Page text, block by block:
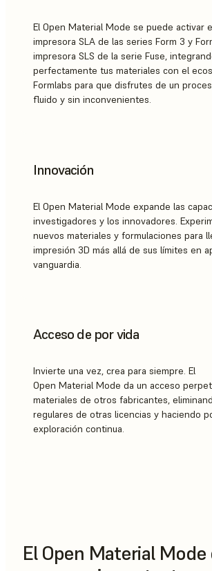
El Open Material Mode se puede activar
impresora SLA de las series Form 3 y
impresora SLS de la serie Fuse,
perfectamente tus materiales con el
Formlabs para que disfrutes de un
fluido y sin inconvenientes.
Innovación
El Open Material Mode expande las
investigadores y los innovadores.
nuevos materiales y formulaciones para
impresión 3D más allá de sus límites en
vanguardia.
Acceso de por vida
Invierte una vez, crea para siempre. El
Open Material Mode da un acceso
materiales de otros fabricantes,
regulares de otras licencias y haciendo
exploración continua.
El Open Material Mode